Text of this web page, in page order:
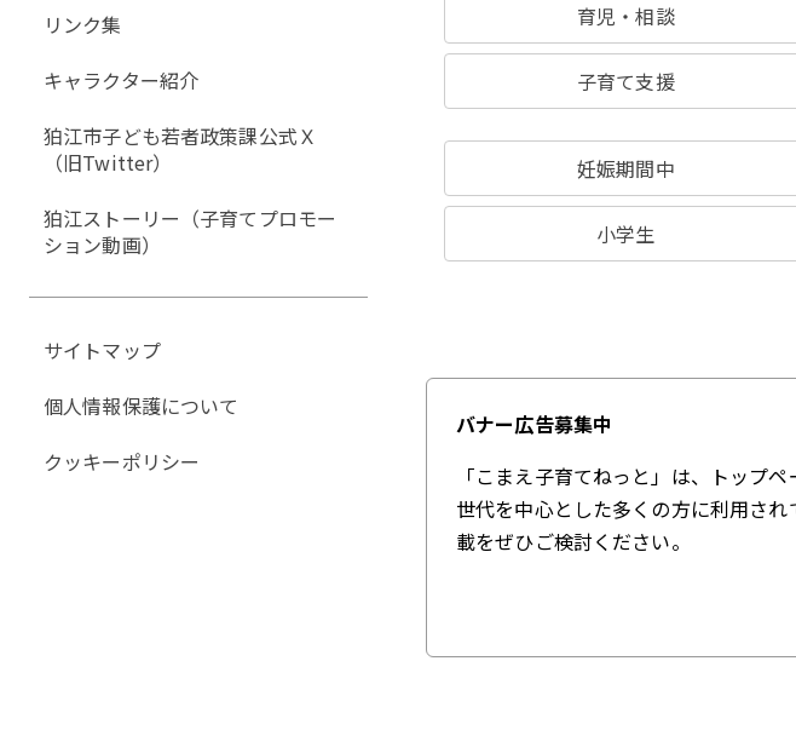
育児・相談
子育て支援
妊娠期間中
小学生
バナー広告募集中
「こまえ子育てねっと」は、トップ
世代を中心とした多くの方に利用さ
載をぜひご検討ください。
リンク集
キャラクター紹介
狛江市子ども若者政策課公式Ｘ
（旧Twitter）
狛江ストーリー（子育てプロモー
ション動画）
サイトマップ
個人情報保護について
クッキーポリシー